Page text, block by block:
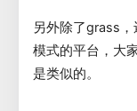
另外除了grass
模式的平台，大
是类似的。